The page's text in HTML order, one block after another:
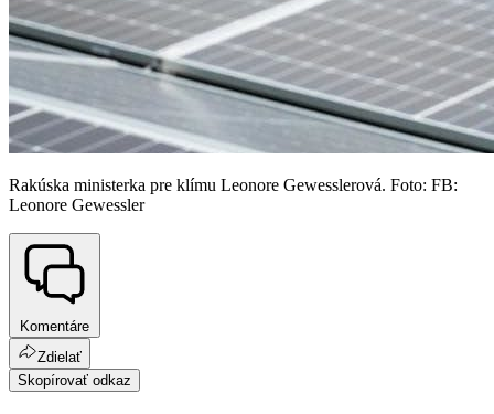
Rakúska ministerka pre klímu Leonore Gewesslerová. Foto: FB:
Leonore Gewessler
Komentáre
Zdielať
Skopírovať odkaz